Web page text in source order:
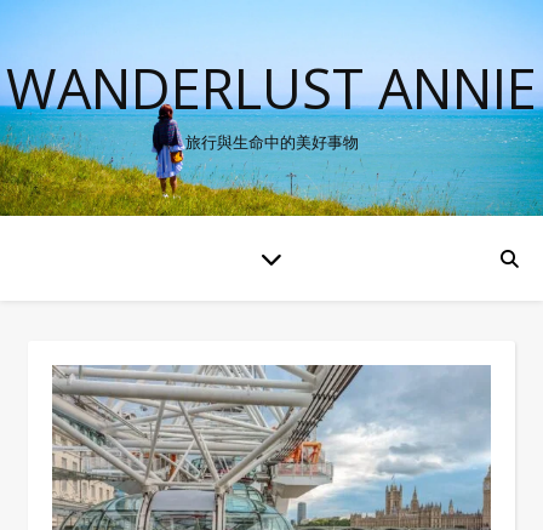
WANDERLUST ANNIE
旅行與生命中的美好事物